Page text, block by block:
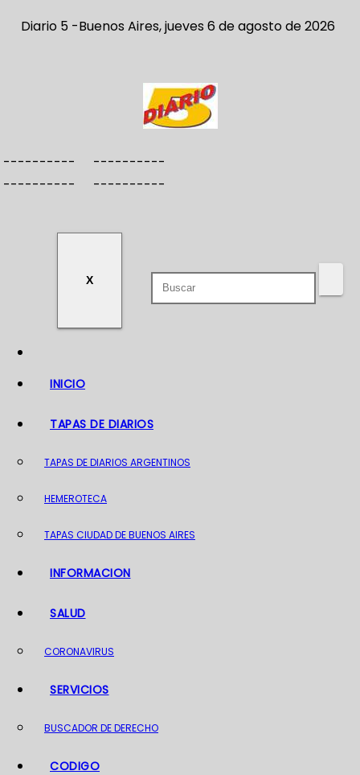
c
Diario 5 -Buenos Aires, jueves 6 de agosto de 2026
----------
----------
----------
----------
X
INICIO
TAPAS DE DIARIOS
TAPAS DE DIARIOS ARGENTINOS
HEMEROTECA
TAPAS CIUDAD DE BUENOS AIRES
INFORMACION
SALUD
CORONAVIRUS
SERVICIOS
BUSCADOR DE DERECHO
CODIGO